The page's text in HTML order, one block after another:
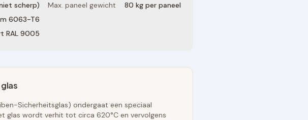
scherp)
6063-T6
RAL 9005
Max. paneel gewicht
80 kg per paneel
Sicherheitsglas) ondergaat een speciaal
glas wordt verhit tot circa 620°C en vervolgens